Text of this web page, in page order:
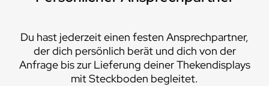
Du hast jederzeit einen festen Ansprechpartner,
der dich persönlich berät und dich von der
Anfrage bis zur Lieferung deiner Thekendisplays
mit Steckboden begleitet.